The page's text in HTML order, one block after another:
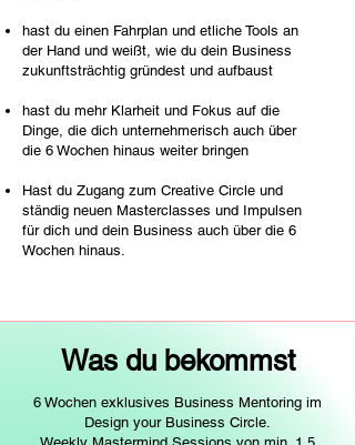
hast du einen Fahrplan und etliche Tools an
der Hand und weißt, wie du dein Business
zukunftsträchtig gründest und aufbaust
hast du mehr Klarheit und Fokus auf die
Dinge, die dich unternehmerisch auch über
die 6 Wochen hinaus weiter bringen
Hast du Zugang zum Creative Circle und
ständig neuen Masterclasses und Impulsen
für dich und dein Business auch über die 6
Wochen hinaus.
Was du bekommst
6 Wochen exklusives Business Mentoring im
Design your Business Circle.